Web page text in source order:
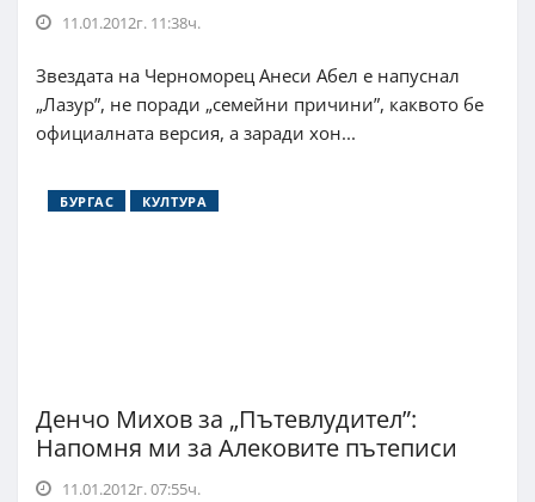
11.01.2012г. 11:38ч.
Звездата на Черноморец Анеси Абел е напуснал
„Лазур”, не поради „семейни причини”, каквото бе
официалната версия, а заради хон...
БУРГАС КУЛТУРА
Денчо Михов за „Пътевлудител”:
Напомня ми за Алековите пътеписи
11.01.2012г. 07:55ч.